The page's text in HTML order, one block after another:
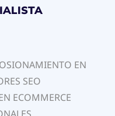
EN
SEO
ECOMMERCE